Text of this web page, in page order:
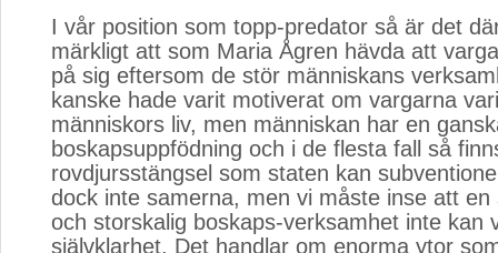
I vår position som topp-predator så är det
märkligt att som Maria Ågren hävda att
på sig eftersom de stör människans
kanske hade varit motiverat om vargarna
människors liv, men människan har en
boskapsuppfödning och i de flesta fall så
rovdjursstängsel som staten kan
dock inte samerna, men vi måste inse att
och storskalig boskaps-verksamhet inte kan
självklarhet. Det handlar om enorma ytor